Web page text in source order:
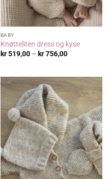
BABY
Knøtteliten dress og kyse
kr519,00 – kr756,00Prisområde: